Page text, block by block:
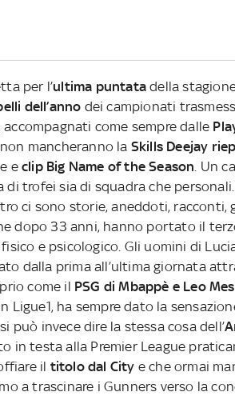
per l’ultima puntata della
dell’anno dei campionati
come sempre dalle
mancheranno la Skills Deejay
eclip Big Name of the Season. Un
trofei sia di squadra che
ci sono storie, aneddoti, racconti,
dopo 33 anni, hanno portato il
e psicologico. Gli uomini di
dalla prima all’ultima giornata
come il PSG di Mbappè e Leo
Ligue1, ha sempre dato la
può invece dire la stessa cosa dell’
in testa alla Premier League
il titolo dal City e che ormai
a trascinare i Gunners verso la